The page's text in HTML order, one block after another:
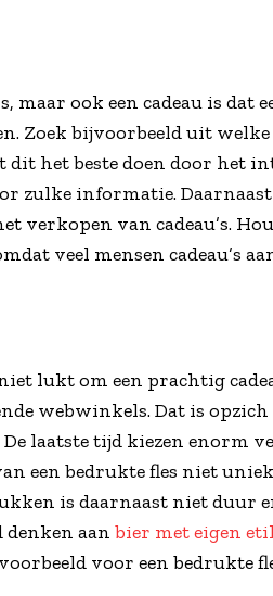
maar ook een cadeau is dat
Zoek bijvoorbeeld uit
dit het beste doen door het
zulke informatie.
van cadeau’s.
veel mensen cadeau’s
lukt om een prachtig
webwinkels. Dat is
laatste tijd kiezen enorm
een bedrukte fles niet
is daarnaast niet duur
denken aanbier met eigen
voor een bedrukte